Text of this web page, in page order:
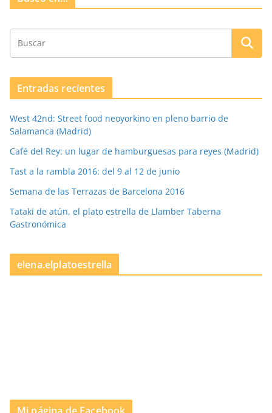
Entradas recientes
West 42nd: Street food neoyorkino en pleno barrio de
Salamanca (Madrid)
Café del Rey: un lugar de hamburguesas para reyes (Madrid)
Tast a la rambla 2016: del 9 al 12 de junio
Semana de las Terrazas de Barcelona 2016
Tataki de atún, el plato estrella de Llamber Taberna
Gastronómica
elena.elplatoestrella